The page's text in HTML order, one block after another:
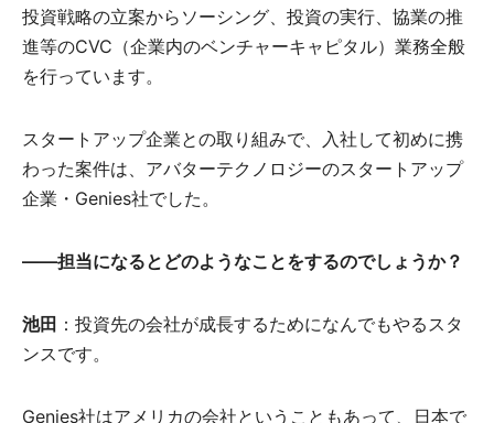
投資戦略の立案からソーシング、投資の実行、協業の推
進等のCVC（企業内のベンチャーキャピタル）業務全般
を行っています。
スタートアップ企業との取り組みで、入社して初めに携
わった案件は、アバターテクノロジーのスタートアップ
企業・Genies社でした。
――担当になるとどのようなことをするのでしょうか？
池田 ：投資先の会社が成長するためになんでもやるスタ
ンスです。
Genies社はアメリカの会社ということもあって、日本で